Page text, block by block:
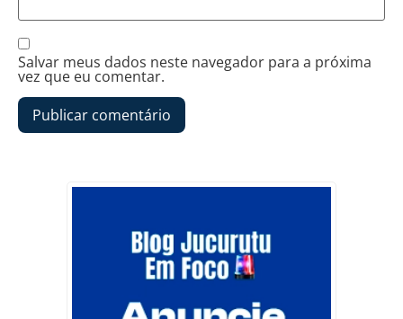
Salvar meus dados neste navegador para a próxima
vez que eu comentar.